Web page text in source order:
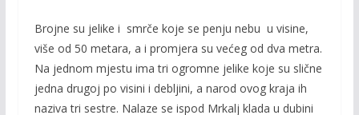
Brojne su jelike i smrče koje se penju nebu u visine,
više od 50 metara, a i promjera su većeg od dva metra.
Na jednom mjestu ima tri ogromne jelike koje su slične
jedna drugoj po visini i debljini, a narod ovog kraja ih
naziva tri sestre. Nalaze se ispod Mrkalj klada u dubini